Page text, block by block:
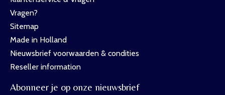
Vragen?
Sitemap
Made in Holland
Nieuwsbrief voorwaarden & condities
Reseller information
Abonneer je op onze nieuwsbrief